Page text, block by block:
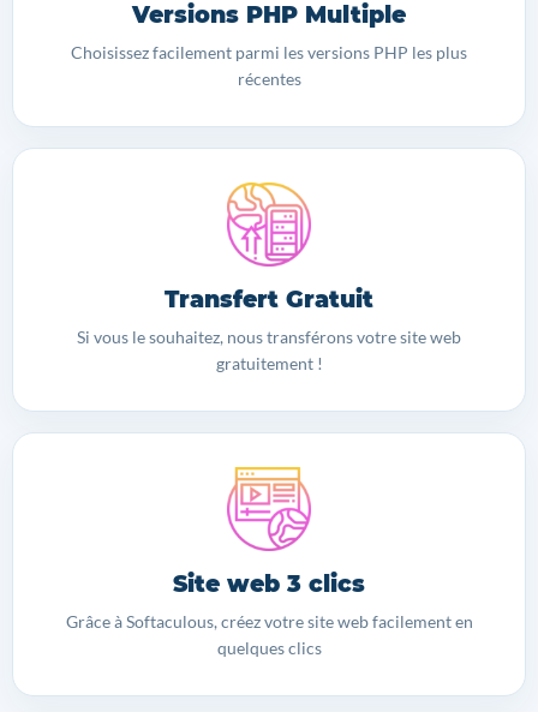
Versions PHP Multiple
Choisissez facilement parmi les versions PHP les plus
récentes
Transfert Gratuit
Si vous le souhaitez, nous transférons votre site web
gratuitement !
Site web 3 clics
Grâce à Softaculous, créez votre site web facilement en
quelques clics